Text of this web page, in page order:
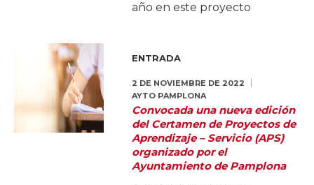
año en este proyecto
ENTRADA
2 DE NOVIEMBRE DE 2022
AYTO PAMPLONA
Convocada una nueva edición
del Certamen de Proyectos de
Aprendizaje – Servicio (APS)
organizado por el
Ayuntamiento de Pamplona